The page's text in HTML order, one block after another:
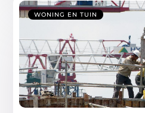
WONING EN TUIN